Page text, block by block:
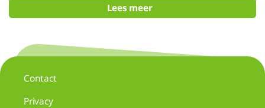
Lees meer
Contact
Privacy